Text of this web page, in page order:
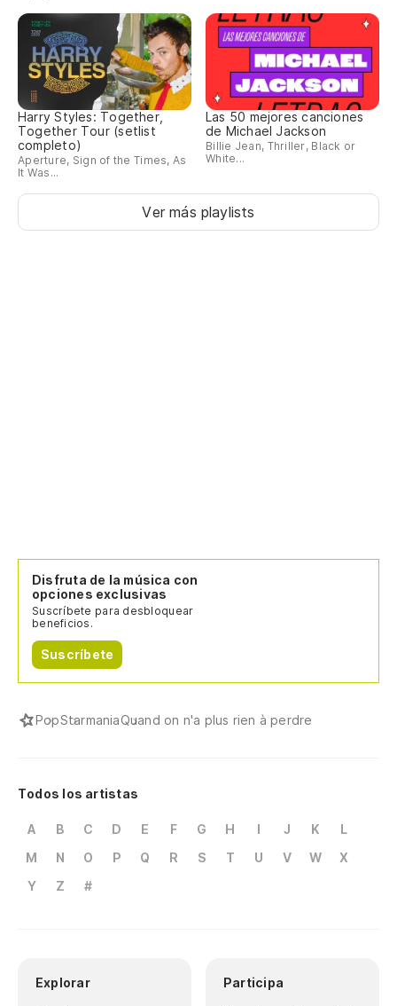
Harry Styles: Together,
Together Tour (setlist
completo)
Aperture, Sign of the Times, As
It Was...
Las 50 mejores canciones
de Michael Jackson
Billie Jean, Thriller, Black or
White...
Ver más playlists
Disfruta de la música con
opciones exclusivas
Suscríbete para desbloquear
beneficios.
Suscríbete
PopStarmaniaQuand on n'a plus rien à perdre
Todos los artistas
A B C D E F G H I J K
L
M
N O P Q R S T U V W
X
Y
Z #
Explorar Participa